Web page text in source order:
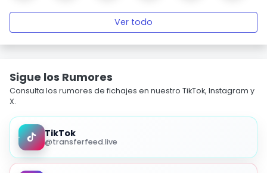
Ver todo
Sigue los Rumores
Consulta los rumores de fichajes en nuestro TikTok, Instagram y
X.
TikTok
@transferfeed.live